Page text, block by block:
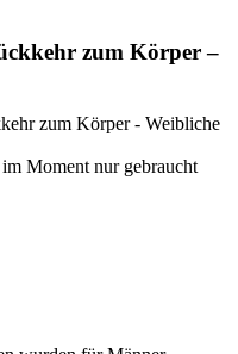
zum Körper –
zum Körper - Weibliche
Moment nur gebraucht